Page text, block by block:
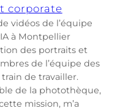
corporate
vidéos de l’équipe
à Montpellier
des portraits et
de l’équipe des
de travailler.
de la photothèque,
mission, m’a